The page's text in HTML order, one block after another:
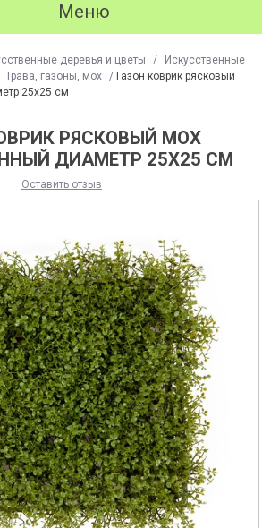
Меню
деревья и цветы /
Искусственные
Трава, газоны, мох / Газон коврик рясковый
25х25 см
РЯСКОВЫЙ МОХ
ДИАМЕТР 25Х25 СМ
Оставить отзыв